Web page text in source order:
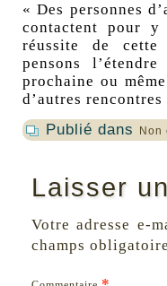
« Des personnes
contactent pour
réussite de cette
pensons
prochaine ou
d’autres
Publié dans
Non
Laisser
Votre adresse e-
champs